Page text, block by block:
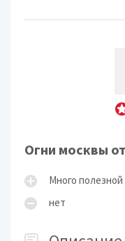
Огни москвы
Много
нет